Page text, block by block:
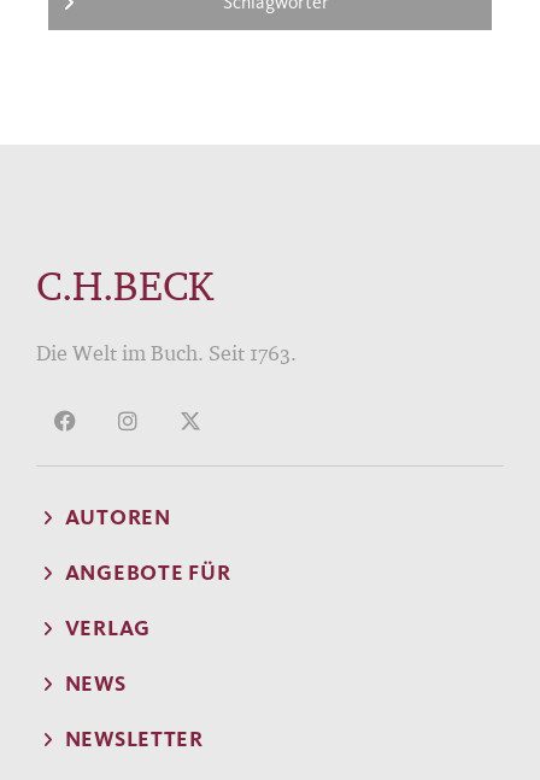
C.H.BECK
Die Welt im Buch. Seit 1763.
AUTOREN
ANGEBOTE FÜR
VERLAG
NEWS
NEWSLETTER